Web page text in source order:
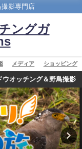
影専門店
ングガ
メディア ショッピング
ショッピ